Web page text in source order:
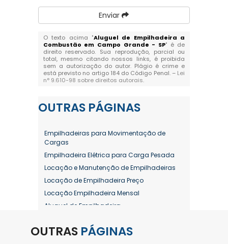
Enviar
O texto acima "Aluguel de Empilhadeira a
Combustão em Campo Grande - SP" é de
direito reservado. Sua reprodução, parcial ou
total, mesmo citando nossos links, é proibida
sem a autorização do autor. Plágio é crime e
está previsto no artigo 184 do Código Penal. – Lei
n° 9.610-98 sobre direitos autorais.
OUTRAS PÁGINAS
Empilhadeiras para Movimentação de
Cargas
Empilhadeira Elétrica para Carga Pesada
Locação e Manutenção de Empilhadeiras
Locação de Empilhadeira Preço
Locação Empilhadeira Mensal
Aluguel de Empilhadeira
Aluguel de Empilhadeira Diária Valor
OUTRAS PÁGINAS